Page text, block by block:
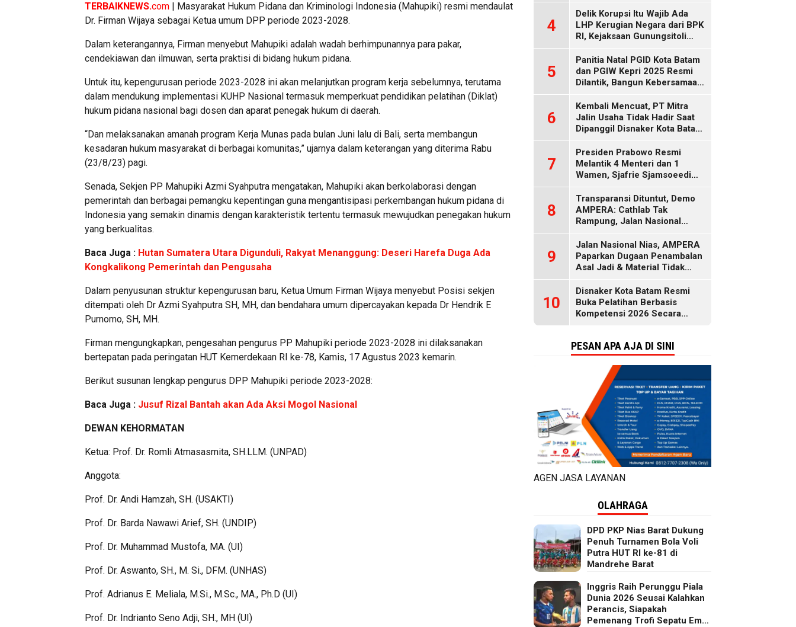
TERBAIKNEWS.com | Masyarakat Hukum Pidana dan Kriminologi Indonesia (Mahupiki) resmi mendaulat
Dr. Firman Wijaya sebagai Ketua umum DPP periode 2023-2028.
Dalam keterangannya, Firman menyebut Mahupiki adalah wadah berhimpunannya para pakar,
cendekiawan dan ilmuwan, serta praktisi di bidang hukum pidana.
Untuk itu, kepengurusan periode 2023-2028 ini akan melanjutkan program kerja sebelumnya, terutama
dalam mendukung implementasi KUHP Nasional termasuk memperkuat pendidikan pelatihan (Diklat)
hukum pidana nasional bagi dosen dan aparat penegak hukum di daerah.
“Dan melaksanakan amanah program Kerja Munas pada bulan Juni lalu di Bali, serta membangun
kesadaran hukum masyarakat di berbagai komunitas,” ujarnya dalam keterangan yang diterima Rabu
(23/8/23) pagi.
Senada, Sekjen PP Mahupiki Azmi Syahputra mengatakan, Mahupiki akan berkolaborasi dengan
pemerintah dan berbagai pemangku kepentingan guna mengantisipasi perkembangan hukum pidana di
Indonesia yang semakin dinamis dengan karakteristik tertentu termasuk mewujudkan penegakan hukum
yang berkualitas.
Baca Juga : Hutan Sumatera Utara Digunduli, Rakyat Menanggung: Deseri Harefa Duga Ada
Kongkalikong Pemerintah dan Pengusaha
Dalam penyusunan struktur kepengurusan baru, Ketua Umum Firman Wijaya menyebut Posisi sekjen
ditempati oleh Dr Azmi Syahputra SH, MH, dan bendahara umum dipercayakan kepada Dr Hendrik E
Purnomo, SH, MH.
Firman mengungkapkan, pengesahan pengurus PP Mahupiki periode 2023-2028 ini dilaksanakan
bertepatan pada peringatan HUT Kemerdekaan RI ke-78, Kamis, 17 Agustus 2023 kemarin.
Berikut susunan lengkap pengurus DPP Mahupiki periode 2023-2028:
Baca Juga : Jusuf Rizal Bantah akan Ada Aksi Mogol Nasional
DEWAN KEHORMATAN
Ketua: Prof. Dr. Romli Atmasasmita, SH.LLM. (UNPAD)
Anggota:
Prof. Dr. Andi Hamzah, SH. (USAKTI)
Prof. Dr. Barda Nawawi Arief, SH. (UNDIP)
Prof. Dr. Muhammad Mustofa, MA. (UI)
Prof. Dr. Aswanto, SH., M. Si., DFM. (UNHAS)
Prof. Adrianus E. Meliala, M.Si., M.Sc., MA., Ph.D (UI)
Prof. Dr. Indrianto Seno Adji, SH., MH (UI)
4
Delik Korupsi Itu Wajib Ada
LHP Kerugian Negara dari BPK
RI, Kejaksaan Gunungsitoli
5
Panitia Natal PGID Kota Batam
dan PGIW Kepri 2025 Resmi
Dilantik, Bangun Kebersamaan
Oikumenis
6
Kembali Mencuat, PT Mitra
Jalin Usaha Tidak Hadir Saat
Dipanggil Disnaker Kota Batam
7
Presiden Prabowo Resmi
Melantik 4 Menteri dan 1
Wamen, Sjafrie Sjamsoeedi
Gantikan Budi Gunawan
8
Transparansi Dituntut, Demo
AMPERA: Cathlab Tak
Rampung, Jalan Nasional
9
Jalan Nasional Nias, AMPERA
Paparkan Dugaan Penambalan
Asal Jadi & Material Tidak
10
Disnaker Kota Batam Resmi
Buka Pelatihan Berbasis
Kompetensi 2026 Secara
PESAN APA AJA DI SINI
AGEN JASA LAYANAN
OLAHRAGA
DPD PKP Nias Barat Dukung
Penuh Turnamen Bola Voli
Putra HUT RI ke-81 di
Mandrehe Barat
Inggris Raih Perunggu Piala
Dunia 2026 Seusai Kalahkan
Perancis, Siapakah
Pemenang Trofi Sepatu Emas